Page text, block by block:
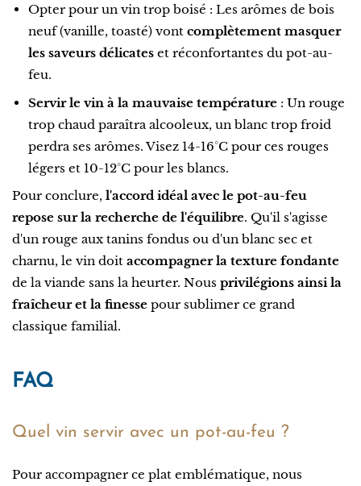
Opter pour un vin trop boisé : Les arômes de bois
neuf (vanille, toasté) vont complètement masquer
les saveurs délicates et réconfortantes du pot-au-
feu.
Servir le vin à la mauvaise température : Un rouge
trop chaud paraîtra alcooleux, un blanc trop froid
perdra ses arômes. Visez 14-16°C pour ces rouges
légers et 10-12°C pour les blancs.
Pour conclure, l'accord idéal avec le pot-au-feu
repose sur la recherche de l'équilibre. Qu'il s'agisse
d'un rouge aux tanins fondus ou d'un blanc sec et
charnu, le vin doit accompagner la texture fondante
de la viande sans la heurter. Nous privilégions ainsi la
fraîcheur et la finesse pour sublimer ce grand
classique familial.
FAQ
Quel vin servir avec un pot-au-feu ?
Pour accompagner ce plat emblématique, nous